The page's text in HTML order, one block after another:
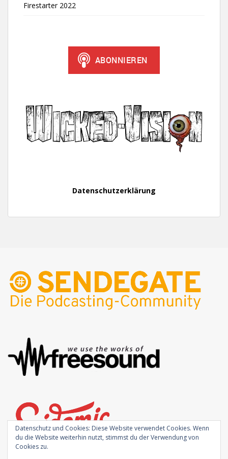
Firestarter 2022
Datenschutzerklärung
Datenschutz und Cookies: Diese Website verwendet Cookies. Wenn
du die Website weiterhin nutzt, stimmst du der Verwendung von
Cookies zu.